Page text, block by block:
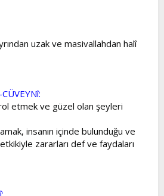
uzak ve masivallahdan halî
etmek ve güzel olan şeyleri
insanın içinde bulunduğu ve
zararları def ve faydaları